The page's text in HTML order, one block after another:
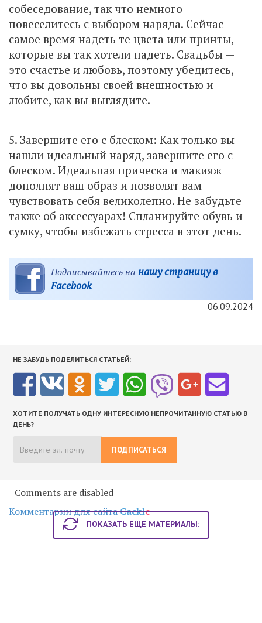
собеседование, так что немного
повеселитесь с выбором наряда. Сейчас
самое время надеть те цвета или принты,
которые вы так хотели надеть. Свадьбы —
это счастье и любовь, поэтому убедитесь,
что вы довольны своей внешностью и
любите, как вы выглядите.
5. Завершите его с блеском: Как только вы
нашли идеальный наряд, завершите его с
блеском. Идеальная прическа и макияж
дополнят ваш образ и позволят вам
чувствовать себя великолепно. Не забудьте
также об аксессуарах! Спланируйте обувь и
сумку, чтобы избежать стресса в этот день.
Подписывайтесь на нашу страницу в
Facebook
06.09.2024
НЕ ЗАБУДЬ ПОДЕЛИТЬСЯ СТАТЬЕЙ:
ХОТИТЕ ПОЛУЧАТЬ ОДНУ ИНТЕРЕСНУЮ НЕПРОЧИТАННУЮ СТАТЬЮ В
ДЕНЬ?
ПОДПИСАТЬСЯ
Comments are disabled
Комментарии для сайтаCackle
ПОКАЗАТЬ ЕЩЕ МАТЕРИАЛЫ: